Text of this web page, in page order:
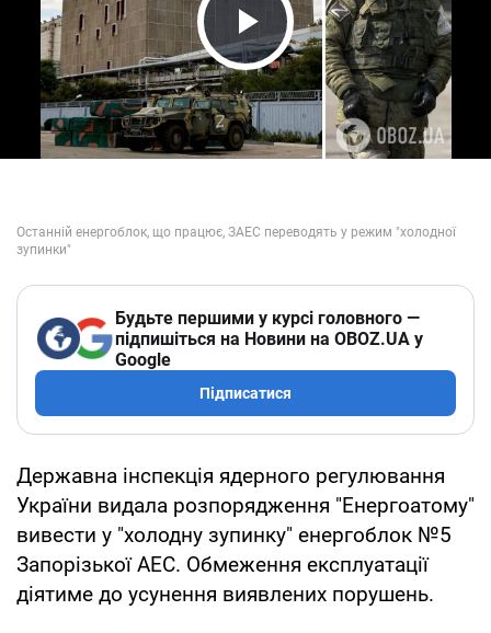
Play Video
Будьте першими у курсі головного —
підпишіться на Новини на OBOZ.UA у
Google
Підписатися
Державна інспекція ядерного регулювання
України видала розпорядження "Енергоатому"
вивести у "холодну зупинку" енергоблок №5
Запорізької АЕС. Обмеження експлуатації
діятиме до усунення виявлених порушень.